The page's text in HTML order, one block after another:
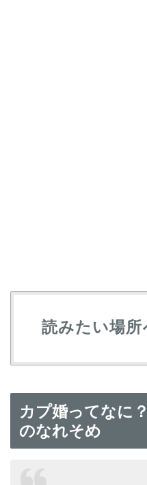
読みたい場
カプ婚ってなに
のなれそめ